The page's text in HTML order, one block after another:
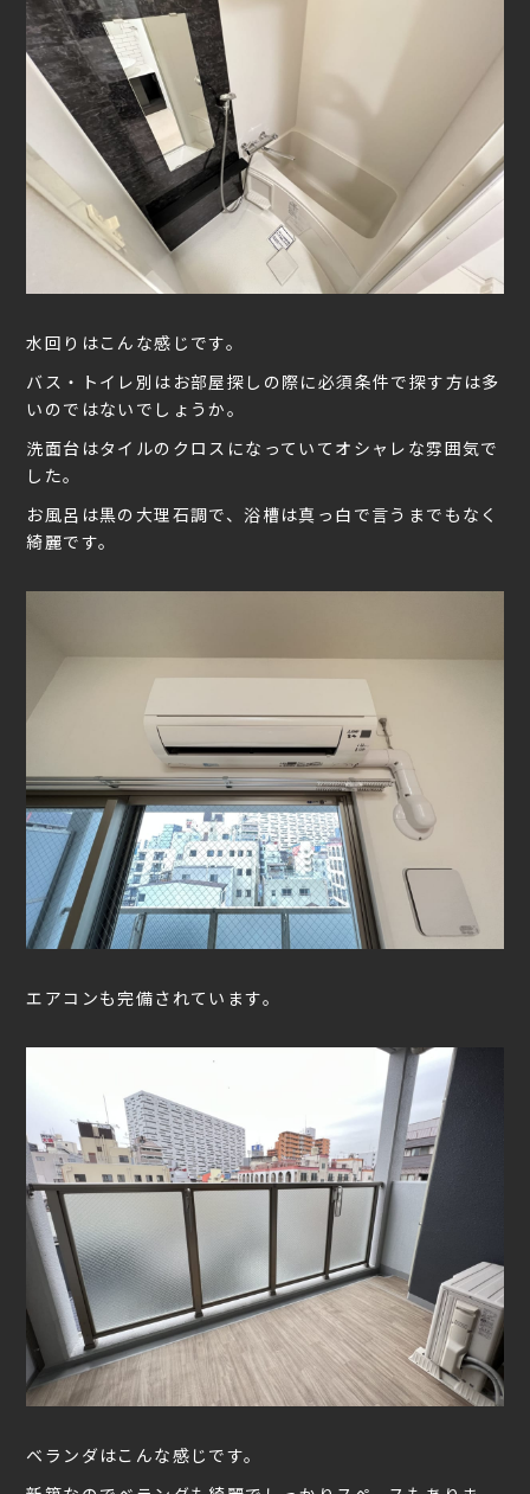
水回りはこんな感じです。
バス・トイレ別はお部屋探しの際に必須条件で探す方は多
いのではないでしょうか。
洗面台はタイルのクロスになっていてオシャレな雰囲気で
した。
お風呂は黒の大理石調で、浴槽は真っ白で言うまでもなく
綺麗です。
エアコンも完備されています。
ベランダはこんな感じです。